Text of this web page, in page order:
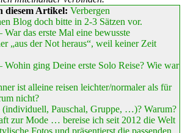
diesem Artikel: Verbergen
Blog doch bitte in 2-3 Sätzen vor.
das erste Mal eine bewusste
„aus der Not heraus“, weil keiner Zeit
Wohin ging Deine erste Solo Reise? Wie war
ist alleine reisen leichter/normaler als für
nicht?
(individuell, Pauschal, Gruppe, …)? Warum?
zur Mode … bereise ich seit 2012 die Welt
Fotos und präsentierst die passenden